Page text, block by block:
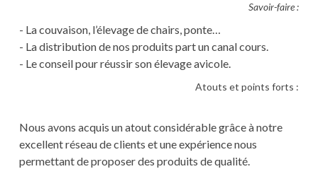
Savoir-faire :
- La couvaison, l’élevage de chairs, ponte…
- La distribution de nos produits part un canal cours.
- Le conseil pour réussir son élevage avicole.
Atouts et points forts :
Nous avons acquis un atout considérable grâce à notre
excellent réseau de clients et une expérience nous
permettant de proposer des produits de qualité.